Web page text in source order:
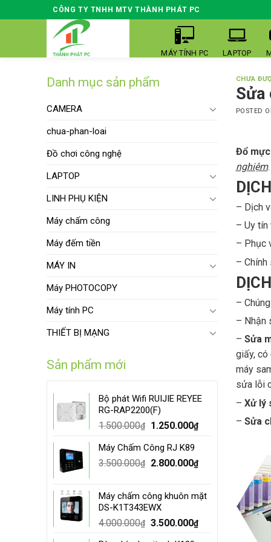
to
CÔNG TY TNHH MTV THÀNH PHÁT PC
MÁY TÍNH PC LAPTOP
Danh mục sản phẩm
CAMERA
chua-phan-loai
Đồ chơi công nghệ
LAPTOP
LINH PHỤ KIỆN
Máy chấm công
Máy đếm tiền
MÁY IN
Máy PHOTOCOPY
Máy tính PC
THIẾT BỊ MẠNG
Sản phẩm mới
Bộ phát Wifi RUIJIE REYEE
RG-RAP2200(F)
1.500.000₫
Original
was:
1.500.000₫.
1.250.000₫Current
1.250.000₫.
Máy Chấm Công RJ K89
3.500.000₫
Original
3.500.000₫.
2.800.000₫Current
2.800.000₫.
Máy chấm công khuôn mặt
DS-K1T343EWX
4.000.000₫ Original
3.500.000₫Current
CHƯA
Sửa
POSTED
Đổ
nghiệm
– Dịch
– Uy tín
– Phục
– Chính
–
– Nhận
– Sửa
giấy, có
máy
sửa lỗi
– Xử lý
– Sửa